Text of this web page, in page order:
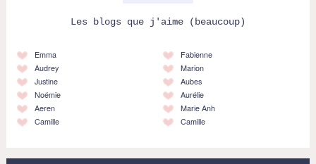
Les blogs que j'aime (beaucoup)
Emma
Audrey
Justine
Noémie
Aeren
Camille
Fabienne
Marion
Aubes
Aurélie
Marie Anh
Camille